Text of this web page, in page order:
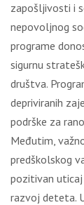
zapošljivosti i
nepovoljnog
programe
sigurnu
društva.
depriviranih
podrške za
Međutim,
predškolskog
pozitivan
razvoj deteta.